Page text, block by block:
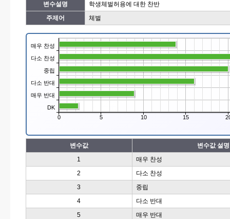
변수설명
학생체벌허용에 대한 찬반
주제어
체벌
매우 찬성
다소 찬성
중립
다소 반대
매우 반대
DK
0 5 10 15
변수값
변수값 설명
1
매우 찬성
2
다소 찬성
3
중립
4
다소 반대
5
매우 반대